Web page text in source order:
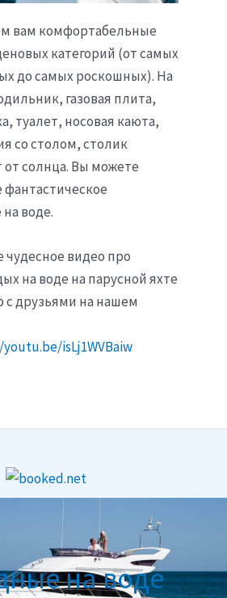
вам комфортабельные
категорий (от самых
до самых роскошных). На
газовая плита,
туалет, носовая каюта,
со столом, столик
от солнца. Вы можете
фантастическое
воде.
чудесное видео про
на воде на парусной яхте
с друзьями на нашем
isLj1WVBaiw
на воде